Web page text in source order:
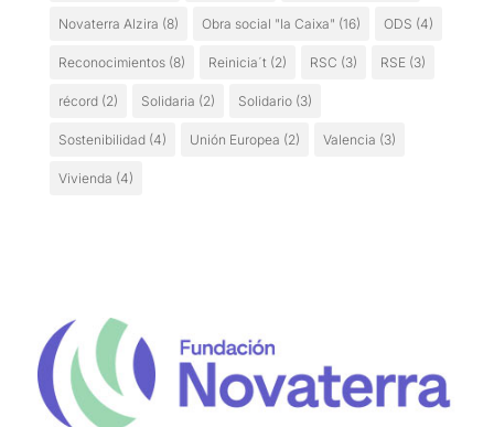
Novaterra Alzira (8) Obra social "la Caixa" (16) ODS (4)
Reconocimientos(8) Reinicia´t (2) RSC (3) RSE(3)
récord(2) Solidaria (2) Solidario(3)
Sostenibilidad(4) Unión Europea (2) Valencia (3)
Vivienda (4)